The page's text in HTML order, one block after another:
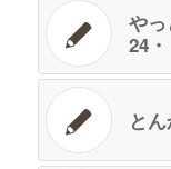
やっ
24・
と